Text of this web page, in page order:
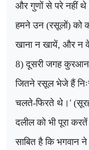
और गुणों से परे नहीं
हमने उन (रसूलों) को
खाना न खायें, और न
8)दूसरी जगह कुरआन
जितने रसूल भेजे हैं
चलते-फिरते थे।' (
दलील को भी पूरा
साबित है कि भगवान ने